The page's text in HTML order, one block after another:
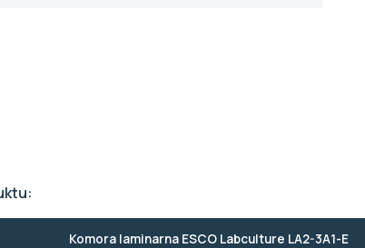
Komora laminarna ESCO Labculture LA2-3A1-E